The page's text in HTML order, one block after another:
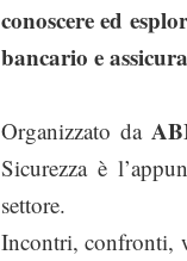
conoscere ed
bancario e
Organizzato da
Sicurezza è
settore.
Incontri, confronti,